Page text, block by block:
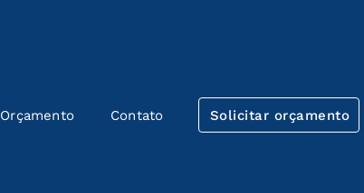
Orçamento Contato Solicitar orçamento